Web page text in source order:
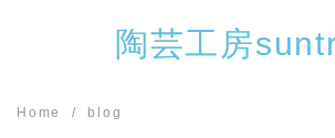
陶芸工房
Home blog